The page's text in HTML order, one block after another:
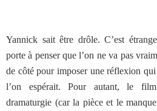
Yannick sait être drôle. C’est
porte à penser que l’on ne va pas
de côté pour imposer une réflexion qui
l’on espérait. Pour autant, le
dramaturgie (car la pièce et le